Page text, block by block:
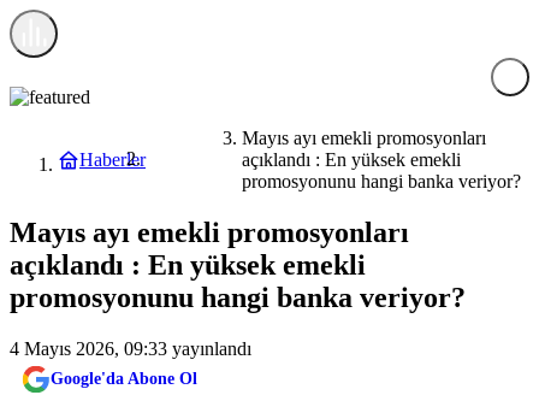
Haberler
Mayıs ayı emekli promosyonları
açıklandı : En yüksek emekli
promosyonunu hangi banka veriyor?
Mayıs ayı emekli promosyonları
açıklandı : En yüksek emekli
promosyonunu hangi banka veriyor?
4 Mayıs 2026, 09:33 yayınlandı
Google'da Abone Ol